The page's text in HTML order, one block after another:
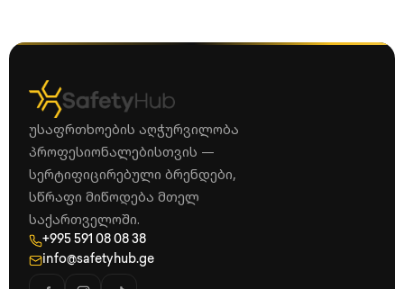
უსაფრთხოების აღჭურვილობა
პროფესიონალებისთვის —
სერტიფიცირებული ბრენდები,
სწრაფი მიწოდება მთელ
საქართველოში.
+995 591 08 08 38
info@safetyhub.ge